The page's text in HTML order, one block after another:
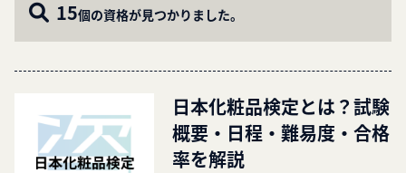
15個の資格が見つかりました。
日本化粧品検定とは？試験
概要・日程・難易度・合格
率を解説